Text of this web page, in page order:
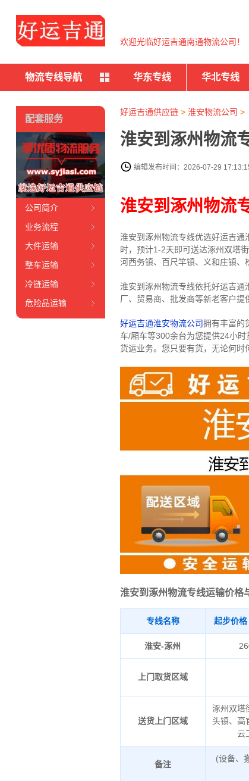
欢迎光临好运吉通南通物流公司！
物流专线导航 华东专线 华北专线
好运吉通供应链> 淮安物流公司 >
淮安到涿州物流
编辑发布时间：2026-07-29
淮安到涿州物流
淮安到涿州物流专线优选好运吉通
时，预计1-2天即可送达涿州双塔
河西务镇、百尺竿镇、义和庄镇、
淮安到涿州物流专线依托好运吉
厂、贸易商、批发商等新老客户提
好运吉通淮安物流公司拥有丰富的
车/厢车等300余台为您提供24小时
货运业务。 您只要有货，无论何时
淮安到涿州物流专线运输价格
专线名称 起步价格
淮安-涿州
上门取货区域
送货上门区域
涿州双塔
头镇、高
云
备注
(设备、
配套服务
公司简介
业务流程
大件运输
整车运输
冷链运输
危险品运输